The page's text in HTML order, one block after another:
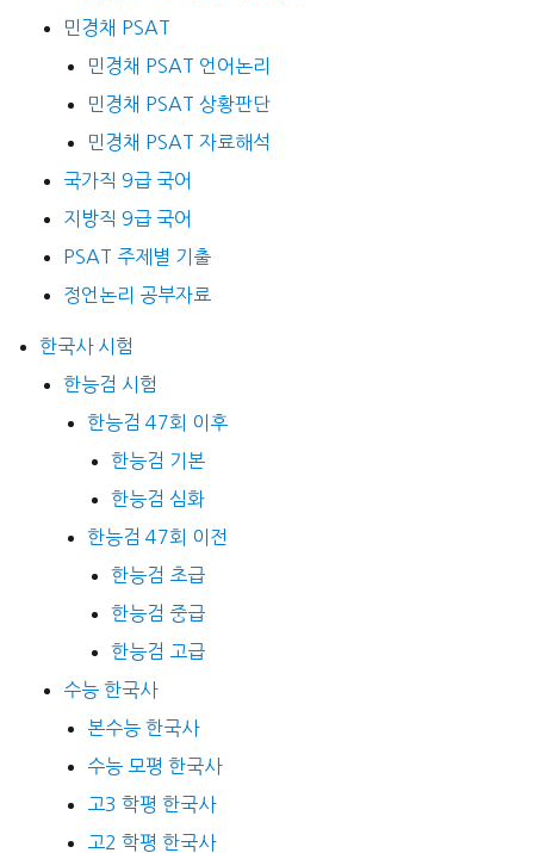
민경채 PSAT
민경채 PSAT 언어논리
민경채 PSAT 상황판단
민경채 PSAT 자료해석
국가직 9급 국어
지방직 9급 국어
PSAT 주제별 기출
정언논리 공부자료
한국사 시험
한능검 시험
한능검 47회 이후
한능검 기본
한능검 심화
한능검 47회 이전
한능검 초급
한능검 중급
한능검 고급
수능 한국사
본수능 한국사
수능 모평 한국사
고3 학평 한국사
고2 학평 한국사